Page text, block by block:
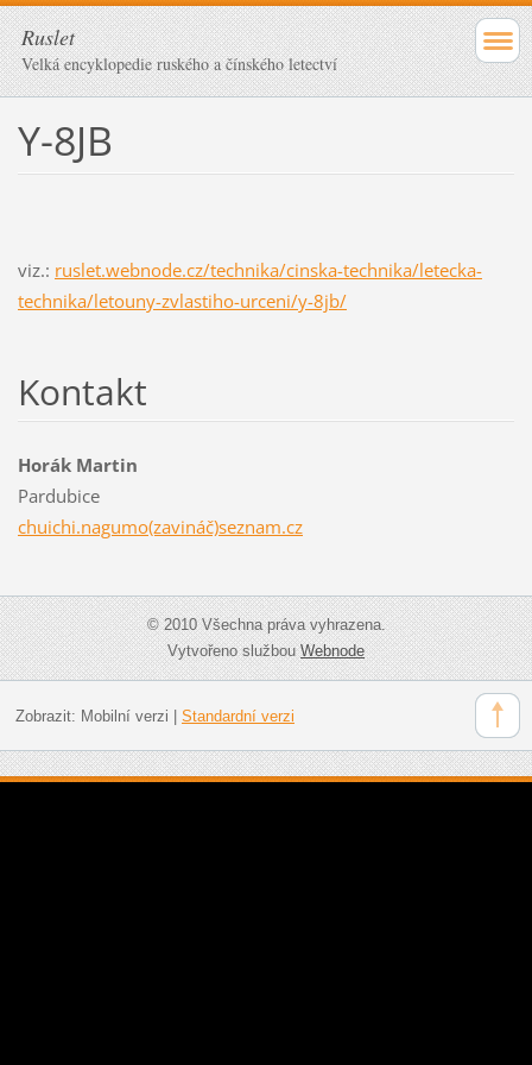
Ruslet
Velká encyklopedie ruského a čínského letectví
Y-8JB
viz.: ruslet.webnode.cz/technika/cinska-technika/letecka-
technika/letouny-zvlastiho-urceni/y-8jb/
Kontakt
Horák Martin
Pardubice
chuichi.nagumo(zavináč)seznam.cz
© 2010 Všechna práva vyhrazena.
Vytvořeno službouWebnode
Zobrazit: Mobilní verzi Standardní verzi